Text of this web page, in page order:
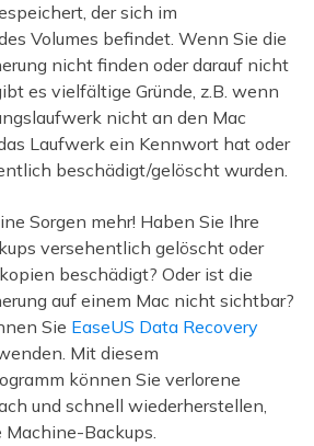
der sich im
Volumes befindet. Wenn Sie die
nicht finden oder darauf nicht
es vielfältige Gründe, z.B. wenn
nicht an den Mac
Laufwerk ein Kennwort hat oder
beschädigt/gelöscht wurden.
Sorgen mehr! Haben Sie Ihre
versehentlich gelöscht oder
beschädigt? Oder ist die
auf einem Mac nicht sichtbar?
Sie EaseUS Data Recovery
Mit diesem
können Sie verlorene
und schnell wiederherstellen,
Backups.